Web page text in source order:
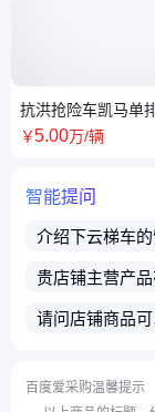
抗洪抢险车凯马单
洪排水 防汛抗旱 带
￥5.00万/辆
智能提问
介绍下云梯车的
贵店铺主营产品
请问店铺商品可
百度爱采购温馨提示